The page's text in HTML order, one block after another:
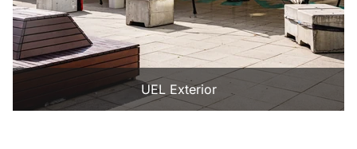
UEL Exterior